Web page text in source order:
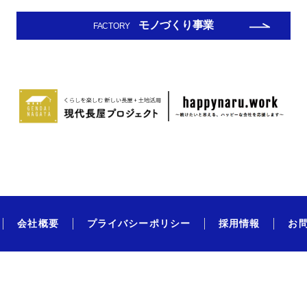
FACTORY モノづくり事業
会社概要 プライバシーポリシー 採用情報 お